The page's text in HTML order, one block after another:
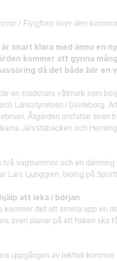
/ Flygfoto över den
snart klara med ännu en
kommer att gynna
då det både blir en
en stadsnära våtmark som
Länsstyrelsen i Gävleborg.
Åtgärden omfattar även
Järvstabäcken och
två vägtrummor och en
Lars Ljunggren, biolog på
att leka i början
kommer det att simma upp en
även planer på att fisken ska
uppgången av lekfisk